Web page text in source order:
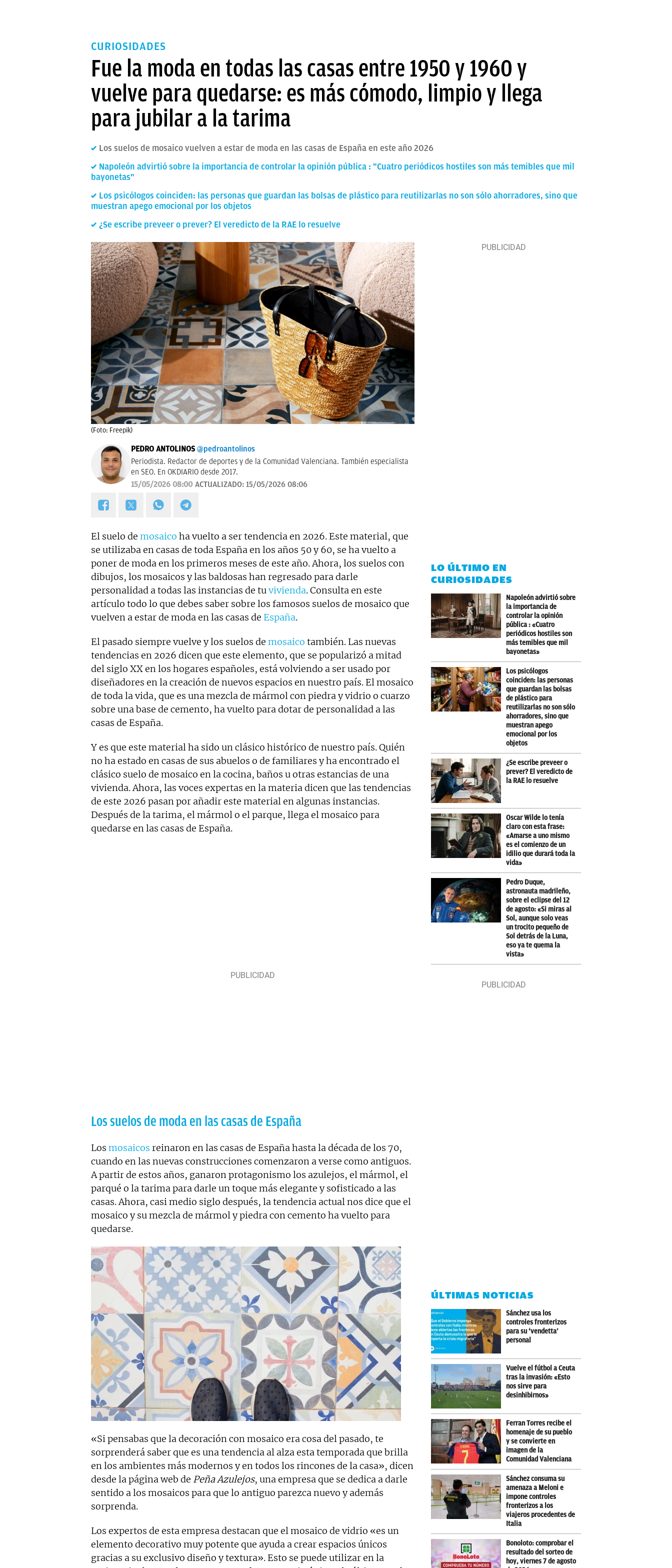
CURIOSIDADES
Fue la moda en todas las casas entre 1950 y 1960 y
vuelve para quedarse: es más cómodo, limpio y llega
para jubilar a la tarima
Los suelos de mosaico vuelven a estar de moda en las casas de España en este año 2026
Napoleón advirtió sobre la importancia de controlar la opinión pública : "Cuatro periódicos hostiles son más temibles que mil
bayonetas"
Los psicólogos coinciden: las personas que guardan las bolsas de plástico para reutilizarlas no son sólo ahorradores, sino que
muestran apego emocional por los objetos
¿Se escribe preveer o prever? El veredicto de la RAE lo resuelve
(Foto: Freepik)
PEDRO ANTOLINOS @pedroantolinos
Periodista. Redactor de deportes y de la Comunidad Valenciana. También especialista
en SEO. En OKDIARIO desde 2017.
15/05/2026 08:00 ACTUALIZADO: 15/05/2026 08:06
El suelo de mosaico ha vuelto a ser tendencia en 2026. Este material, que
se utilizaba en casas de toda España en los años 50 y 60, se ha vuelto a
poner de moda en los primeros meses de este año. Ahora, los suelos con
dibujos, los mosaicos y las baldosas han regresado para darle
personalidad a todas las instancias de tuvivienda. Consulta en este
artículo todo lo que debes saber sobre los famosos suelos de mosaico que
vuelven a estar de moda en las casas de España.
El pasado siempre vuelve y los suelos de mosaico también. Las nuevas
tendencias en 2026 dicen que este elemento, que se popularizó a mitad
del siglo XX en los hogares españoles, está volviendo a ser usado por
diseñadores en la creación de nuevos espacios en nuestro país. El mosaico
de toda la vida, que es una mezcla de mármol con piedra y vidrio o cuarzo
sobre una base de cemento, ha vuelto para dotar de personalidad a las
casas de España.
Y es que este material ha sido un clásico histórico de nuestro país. Quién
no ha estado en casas de sus abuelos o de familiares y ha encontrado el
clásico suelo de mosaico en la cocina, baños u otras estancias de una
vivienda. Ahora, las voces expertas en la materia dicen que las tendencias
de este 2026 pasan por añadir este material en algunas instancias.
Después de la tarima, el mármol o el parque, llega el mosaico para
quedarse en las casas de España.
Los suelos de moda en las casas de España
Los mosaicos reinaron en las casas de España hasta la década de los 70,
cuando en las nuevas construcciones comenzaron a verse como antiguos.
A partir de estos años, ganaron protagonismo los azulejos, el mármol, el
parqué o la tarima para darle un toque más elegante y sofisticado a las
casas. Ahora, casi medio siglo después, la tendencia actual nos dice que el
mosaico y su mezcla de mármol y piedra con cemento ha vuelto para
quedarse.
«Si pensabas que la decoración con mosaico era cosa del pasado, te
sorprenderá saber que es una tendencia al alza esta temporada que brilla
en los ambientes más modernos y en todos los rincones de la casa», dicen
desde la página web de Peña Azulejos, una empresa que se dedica a darle
sentido a los mosaicos para que lo antiguo parezca nuevo y además
sorprenda.
Los expertos de esta empresa destacan que el mosaico de vidrio «es un
elemento decorativo muy potente que ayuda a crear espacios únicos
gracias a su exclusivo diseño y textura». Esto se puede utilizar en la
LO ÚLTIMO EN
CURIOSIDADES
Napoleón advirtió sobre
la importancia de
controlar la opinión
pública : «Cuatro
periódicos hostiles son
más temibles que mil
bayonetas»
Los psicólogos
coinciden: las personas
que guardan las bolsas
de plástico para
reutilizarlas no son sólo
ahorradores, sino que
muestran apego
emocional por los
objetos
¿Se escribe preveer o
prever? El veredicto de
la RAE lo resuelve
Oscar Wilde lo tenía
claro con esta frase:
«Amarse a uno mismo
es el comienzo de un
idilio que durará toda la
vida»
Pedro Duque,
astronauta madrileño,
sobre el eclipse del 12
de agosto: «Si miras al
Sol, aunque solo veas
un trocito pequeño de
Sol detrás de la Luna,
eso ya te quema la
vista»
ÚLTIMAS NOTICIAS
Sánchez usa los
controles fronterizos
para su ‘vendetta’
personal
Vuelve el fútbol a Ceuta
tras la invasión: «Esto
nos sirve para
desinhibirnos»
Ferran Torres recibe el
homenaje de su pueblo
y se convierte en
imagen de la
Comunidad Valenciana
Sánchez consuma su
amenaza a Meloni e
impone controles
fronterizos a los
viajeros procedentes de
Italia
Bonoloto: comprobar el
resultado del sorteo de
hoy, viernes 7 de agosto